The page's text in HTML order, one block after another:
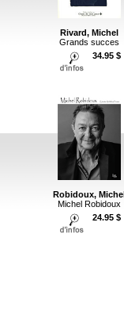
Rivard, Michel
Grands succes
34.95 $
Robidoux,
Michel Robidoux
24.95 $